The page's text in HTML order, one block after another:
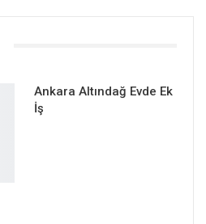
Ankara Altındağ Evde Ek
İş